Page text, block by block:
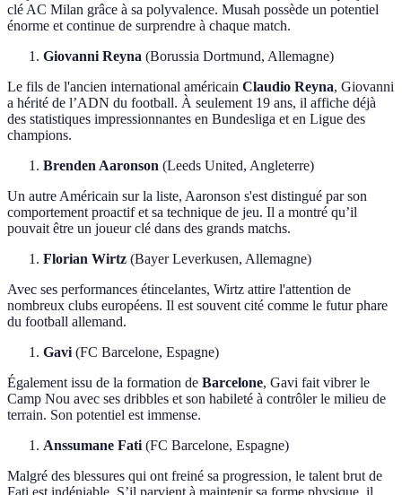
clé AC Milan grâce à sa polyvalence. Musah possède un potentiel
énorme et continue de surprendre à chaque match.
Giovanni Reyna (Borussia Dortmund, Allemagne)
Le fils de l'ancien international américain Claudio Reyna, Giovanni
a hérité de l’ADN du football. À seulement 19 ans, il affiche déjà
des statistiques impressionnantes en Bundesliga et en Ligue des
champions.
Brenden Aaronson (Leeds United, Angleterre)
Un autre Américain sur la liste, Aaronson s'est distingué par son
comportement proactif et sa technique de jeu. Il a montré qu’il
pouvait être un joueur clé dans des grands matchs.
Florian Wirtz (Bayer Leverkusen, Allemagne)
Avec ses performances étincelantes, Wirtz attire l'attention de
nombreux clubs européens. Il est souvent cité comme le futur phare
du football allemand.
Gavi (FC Barcelone, Espagne)
Également issu de la formation de Barcelone, Gavi fait vibrer le
Camp Nou avec ses dribbles et son habileté à contrôler le milieu de
terrain. Son potentiel est immense.
Anssumane Fati (FC Barcelone, Espagne)
Malgré des blessures qui ont freiné sa progression, le talent brut de
Fati est indéniable. S’il parvient à maintenir sa forme physique, il